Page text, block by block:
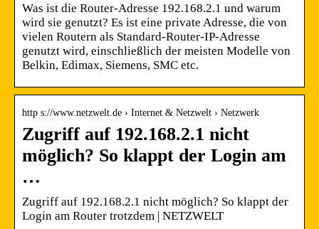
Was ist die Router-Adresse 192.168.2.1 und warum
wird sie genutzt? Es ist eine private Adresse, die von
vielen Routern als Standard-Router-IP-Adresse
genutzt wird, einschließlich der meisten Modelle von
Belkin, Edimax, Siemens, SMC etc.
http s://www.netzwelt.de › Internet & Netzwelt › Netzwerk
Zugriff auf 192.168.2.1 nicht
möglich? So klappt der Login am
…
Zugriff auf 192.168.2.1 nicht möglich? So klappt der
Login am Router trotzdem | NETZWELT